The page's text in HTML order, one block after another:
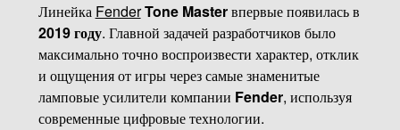
Линейка FenderTone Masterвпервые появилась в
2019 году. Главной задачей разработчиков было
максимально точно воспроизвести характер, отклик
и ощущения от игры через самые знаменитые
ламповые усилители компании Fender, используя
современные цифровые технологии.